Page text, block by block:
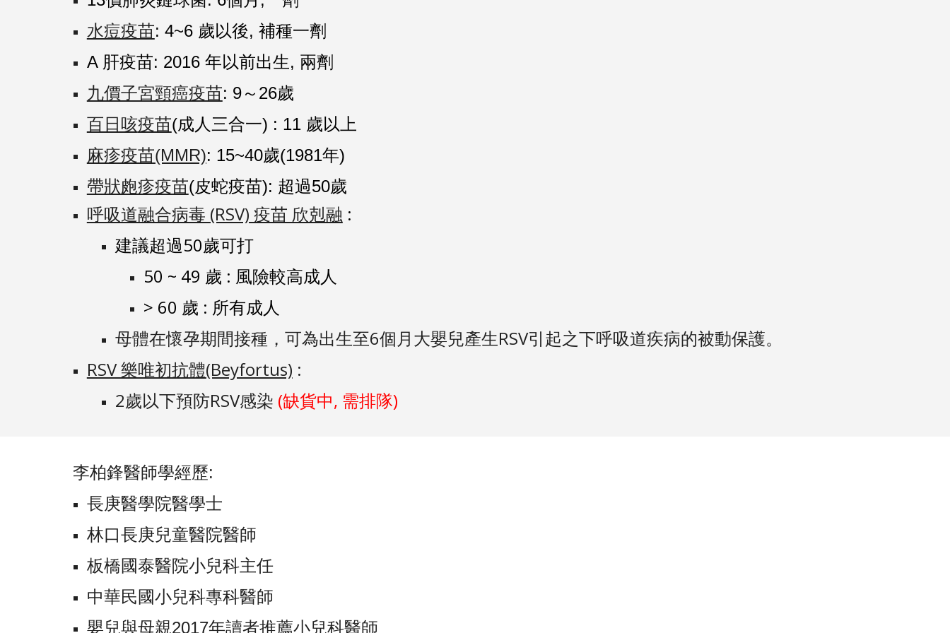
水痘疫苗: 4~6 歲以後, 補種一劑
A 肝疫苗: 2016 年以前出生, 兩劑
九價子宮頸癌疫苗: 9～26歲
百日咳疫苗(成人三合一) : 11 歲以上
麻疹疫苗(MMR): 15~40歲(1981年)
帶狀皰疹疫苗(皮蛇疫苗): 超過50歲
呼吸道融合病毒 (RSV) 疫苗 欣剋融 :
建議超過50歲可打
50 ~ 49 歲 : 風險較高成人
> 60 歲 : 所有成人
母體在懷孕期間接種，可為出生至6個月大嬰兒產生RSV引起之下呼吸道疾病的被動保護。
RSV 樂唯初抗體(Beyfortus) :
2歲以下預防RSV感染 (缺貨中, 需排隊)
李柏鋒醫師學經歷:
長庚醫學院醫學士
林口長庚兒童醫院醫師
板橋國泰醫院小兒科主任
中華民國小兒科專科醫師
嬰兒與母親2017年讀者推薦小兒科醫師